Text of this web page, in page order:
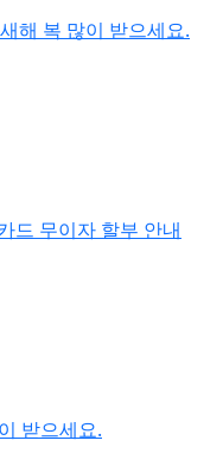
해 복 많이 받으세요.
드 무이자 할부 안내
받으세요.